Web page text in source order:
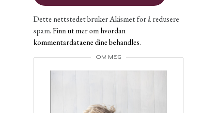
Dette nettstedet bruker Akismet for å redusere
spam.Finn ut mer om hvordan
kommentardataene dine behandles.
OM MEG